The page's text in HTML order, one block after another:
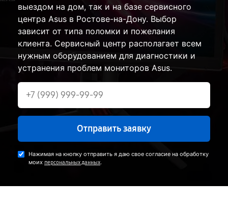
выездом на дом, так и на базе сервисного
центра Asus в Ростове-на-Дону. Выбор
зависит от типа поломки и пожелания
клиента. Сервисный центр располагает всем
нужным оборудованием для диагностики и
устранения проблем мониторов Asus.
Отправить заявку
Нажимая на кнопку отправить я даю свое согласие на обработку
моих персональных данных.